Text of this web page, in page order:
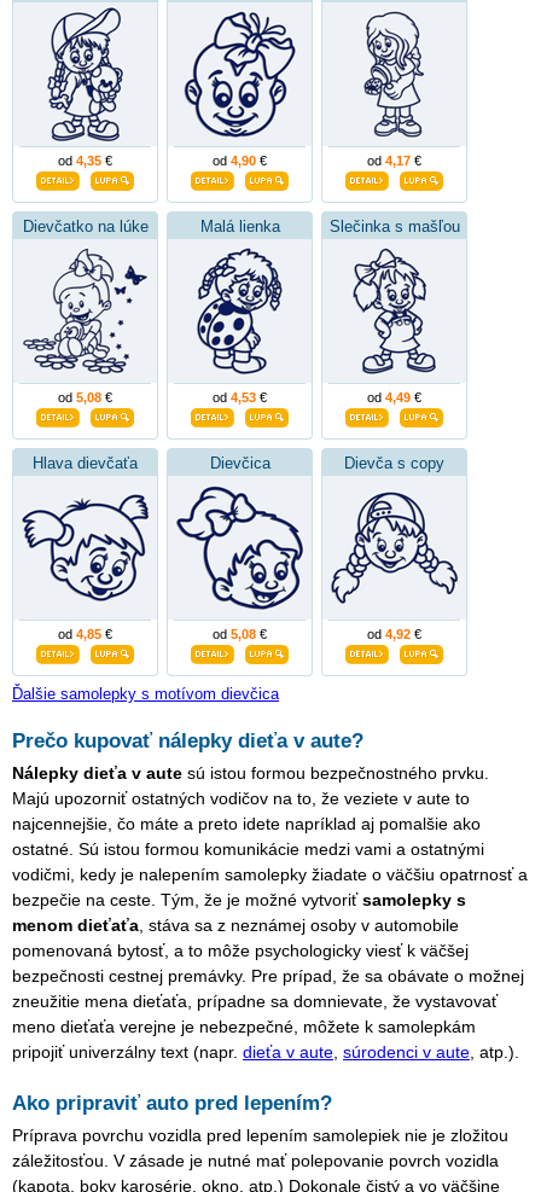
od 4,35 € od 4,90 € od 4,17 €
Dievčatko na lúke
od 5,08 €
Malá lienka
od 4,53 €
Slečinka s mašľou
od 4,49 €
Hlava dievčaťa
od 4,85 €
Dievčica
od 5,08 €
Dievča s copy
od 4,92 €
Ďalšie samolepky s motívom dievčica
Prečo kupovať nálepky dieťa v aute?
Nálepky dieťa v aute sú istou formou bezpečnostného prvku.
Majú upozorniť ostatných vodičov na to, že veziete v aute to
najcennejšie, čo máte a preto idete napríklad aj pomalšie ako
ostatné. Sú istou formou komunikácie medzi vami a ostatnými
vodičmi, kedy je nalepením samolepky žiadate o väčšiu opatrnosť a
bezpečie na ceste. Tým, že je možné vytvoriťsamolepky s
menom dieťaťa , stáva sa z neznámej osoby v automobile
pomenovaná bytosť, a to môže psychologicky viesť k väčšej
bezpečnosti cestnej premávky. Pre prípad, že sa obávate o možnej
zneužitie mena dieťaťa, prípadne sa domnievate, že vystavovať
meno dieťaťa verejne je nebezpečné, môžete k samolepkám
pripojiť univerzálny text (napr. dieťa v aute súrodenci v aute , atp.).
Ako pripraviť auto pred lepením?
Príprava povrchu vozidla pred lepením samolepiek nie je zložitou
záležitosťou. V zásade je nutné mať polepovanie povrch vozidla
(kapota, boky karosérie, okno, atp.) Dokonale čistý a vo väčšine